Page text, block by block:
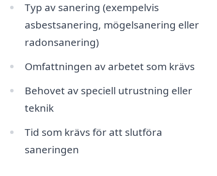
Typ av sanering (exempelvis
asbestsanering, mögelsanering eller
radonsanering)
Omfattningen av arbetet som krävs
Behovet av speciell utrustning eller
teknik
Tid som krävs för att slutföra
saneringen